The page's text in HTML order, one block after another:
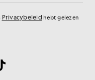
Privacybeleid hebt gelezen